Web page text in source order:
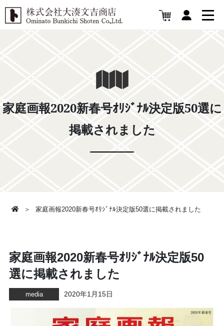
家庭画報2020新春号ｵﾘｼﾞﾅﾙ決定版50選に
掲載されました
家庭画報2020新春号ｵﾘｼﾞﾅﾙ決定版50選に掲載されました
家庭画報2020新春号ｵﾘｼﾞﾅﾙ決定版50
選に掲載されました
media 2020年1月15日